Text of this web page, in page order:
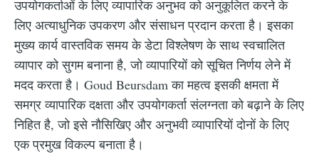
उपयोगकर्ताओं के लिए व्यापारिक अनुभव को अनुकूलित करने के
लिए अत्याधुनिक उपकरण और संसाधन प्रदान करता है। इसका
मुख्य कार्य वास्तविक समय के डेटा विश्लेषण के साथ स्वचालित
व्यापार को सुगम बनाना है, जो व्यापारियों को सूचित निर्णय लेने में
मदद करता है। Goud Beursdam का महत्व इसकी क्षमता में
समग्र व्यापारिक दक्षता और उपयोगकर्ता संलग्नता को बढ़ाने के लिए
निहित है, जो इसे नौसिखिए और अनुभवी व्यापारियों दोनों के लिए
एक प्रमुख विकल्प बनाता है।